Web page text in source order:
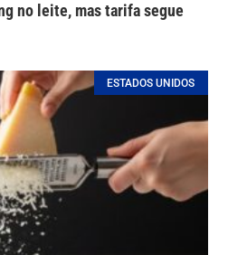
no leite, mas tarifa segue
ESTADOS UNIDOS